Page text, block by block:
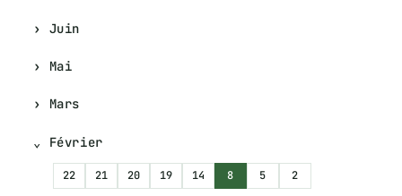
Juin
Mai
Mars
Février
22 21 20 19 14 8 5 2